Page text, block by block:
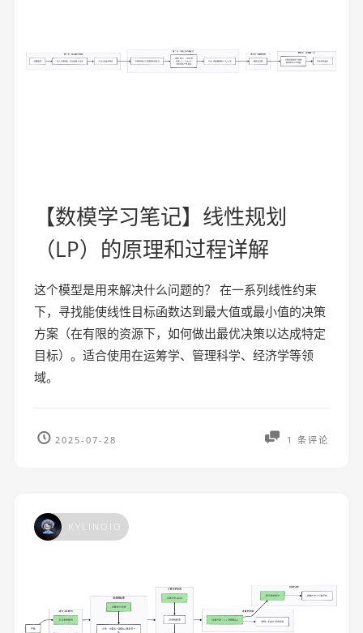
【数模学习笔记】线性规划
（LP）的原理和过程详解
这个模型是用来解决什么问题的？ 在一系列线性约束
下，寻找能使线性目标函数达到最大值或最小值的决策
方案（在有限的资源下，如何做出最优决策以达成特定
目标）。适合使用在运筹学、管理科学、经济学等领
域。
2025-07-28 1 条评论
KYLINOIO